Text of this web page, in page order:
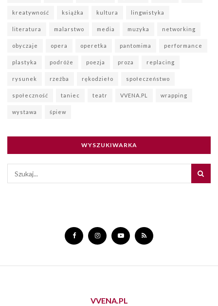
kreatywność książka kultura lingwistyka
literatura malarstwo media muzyka networking
obyczaje opera operetka pantomima performance
plastyka podróże poezja proza replacing
rysunek rzeźba rękodzieło społeczeństwo
społeczność taniec teatr VVENA.PL wrapping
wystawa śpiew
WYSZUKIWARKA
VVENA.PL